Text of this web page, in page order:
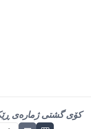
کۆی گشتی ژمارەی